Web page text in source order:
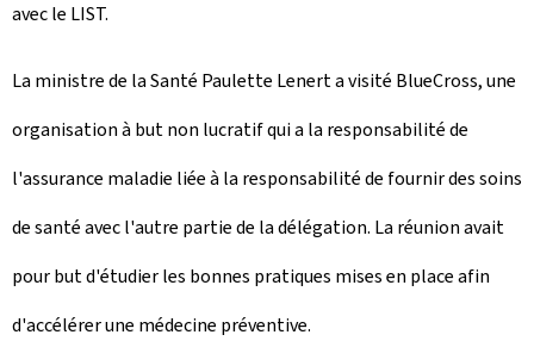
avec le LIST.
La ministre de la Santé Paulette Lenert a visité BlueCross, une
organisation à but non lucratif qui a la responsabilité de
l'assurance maladie liée à la responsabilité de fournir des soins
de santé avec l'autre partie de la délégation. La réunion avait
pour but d'étudier les bonnes pratiques mises en place afin
d'accélérer une médecine préventive.